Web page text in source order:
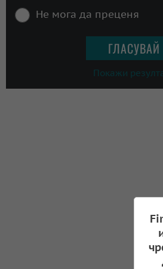
Не мога да преценя
Покажи